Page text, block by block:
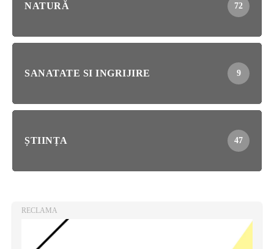
NATURĂ 72
SANATATE SI INGRIJIRE 9
ȘTIINȚA 47
RECLAMA